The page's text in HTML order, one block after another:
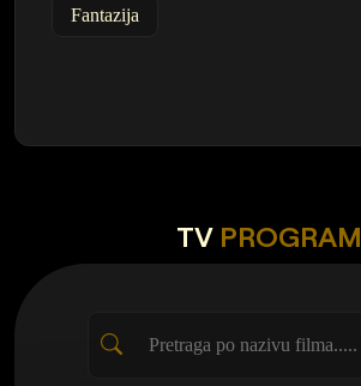
Fantazija
TV PROGRAM